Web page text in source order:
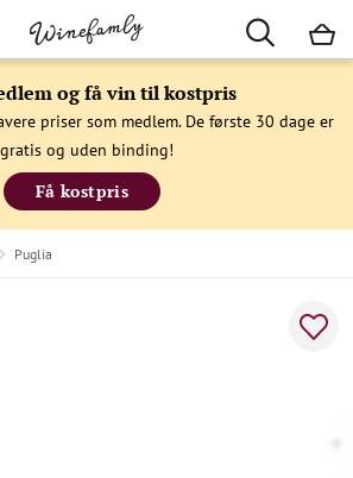
og få vin til kostpris
priser som medlem. De første 30 dage er
gratis og uden binding!
Få kostpris
Puglia